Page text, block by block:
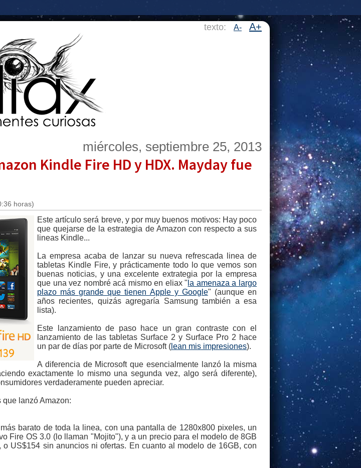
texto: A- A+
miércoles, septiembre 25, 2013
Kindle Fire HD y HDX. Mayday fue
horas)
Este artículo será breve, y por muy buenos motivos: Hay poco
que quejarse de la estrategia de Amazon con respecto a sus
lineas Kindle...
La empresa acaba de lanzar su nueva refrescada linea de
tabletas Kindle Fire, y prácticamente todo lo que vemos son
buenas noticias, y una excelente extrategia por la empresa
que una vez nombré acá mismo en eliax " la amenaza a largo
plazo más grande que tienen Apple y Google" (aunque en
años recientes, quizás agregaría Samsung también a esa
lista).
Este lanzamiento de paso hace un gran contraste con el
lanzamiento de las tabletas Surface 2 y Surface Pro 2 hace
un par de días por parte de Microsoft ( lean mis impresiones).
A diferencia de Microsoft que esencialmente lanzó la misma
exactamente lo mismo una segunda vez, algo será diferente),
verdaderamente pueden apreciar.
que lanzó Amazon:
barato de toda la linea, con una pantalla de 1280x800 pixeles, un
Fire OS 3.0 (lo llaman "Mojito"), y a un precio para el modelo de 8GB
US$154 sin anuncios ni ofertas. En cuanto al modelo de 16GB, con